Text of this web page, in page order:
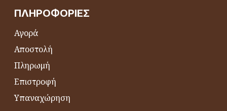
ΠΛΗΡΟΦΟΡΊΕΣ
Αγορά
Αποστολή
Πληρωμή
Επιστροφή
Υπαναχώρηση